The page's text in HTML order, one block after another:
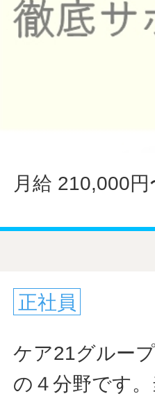
月給 210,000
正社員
ケア21グルー
の４分野です